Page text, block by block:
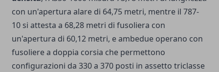
con un'apertura alare di 64,75 metri, mentre il 787-
10 si attesta a 68,28 metri di fusoliera con
un'apertura di 60,12 metri, e ambedue operano con
fusoliere a doppia corsia che permettono
configurazioni da 330 a 370 posti in assetto triclasse